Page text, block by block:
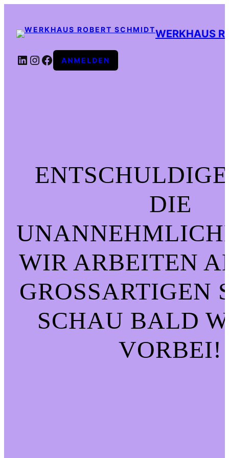
WERKHAUS
LINKEDIN
INSTAGRAM
FACEBOOK
ANMELDEN
DIE
WIR ARBEITEN
GROSSARTIGEN
CHAU BALD
ORBEI!